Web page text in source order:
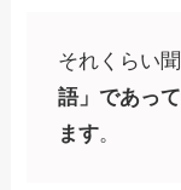
それくらい
語」であっ
ます。